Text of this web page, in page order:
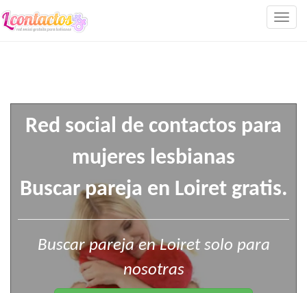
Red social de contactos para
mujeres lesbianas
Buscar pareja en Loiret gratis.
Buscar pareja en Loiret solo para
nosotras